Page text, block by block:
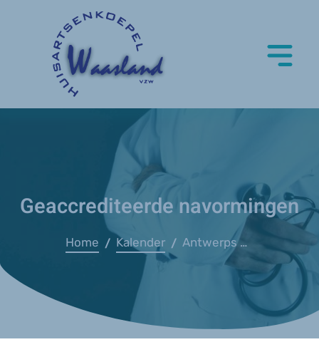
Geaccrediteerde navormingen
Home / Kalender / Antwerps Long Symposium